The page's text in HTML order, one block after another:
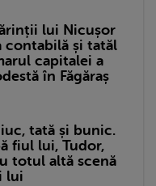
lui Nicușor
contabilă și tatăl
capitalei a
în Făgăraș
tată și bunic.
fiul lui, Tudor,
totul altă scenă
lui